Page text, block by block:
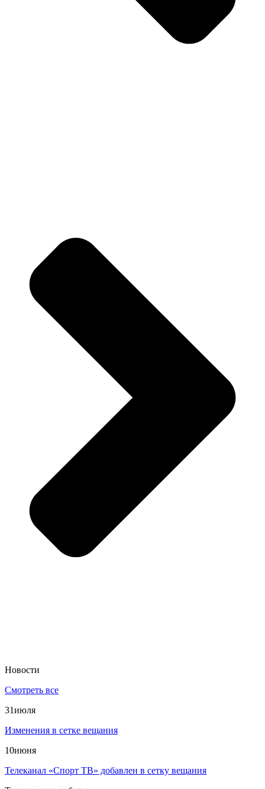
Новости
Смотреть все
31июля
Изменения в сетке вещания
10июня
Телеканал «Спорт ТВ» добавлен в сетку вещания